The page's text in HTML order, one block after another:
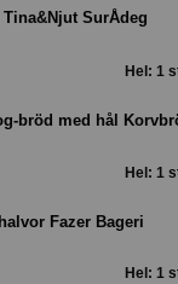
SurÅdeg
Hel: 1
bröd med hål
Hel: 1
Fazer Bageri
Hel: 1